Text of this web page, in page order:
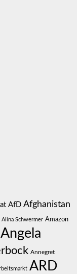
AfD Afghanistan
Alina Schwermer Amazon
Angela
Annegret
ARD